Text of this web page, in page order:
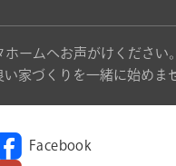
ームへお声がけくださ
家づくりを一緒に始めま
Facebook